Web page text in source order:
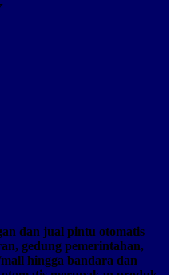
dan jual pintu otomatis
gedung pemerintahan,
hingga bandara dan